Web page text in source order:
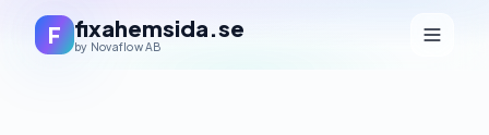
F fixahemsida.se
by Novaflow AB